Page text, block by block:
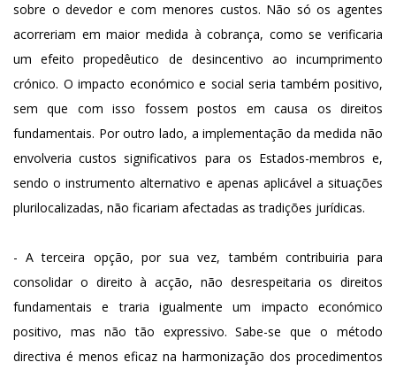
sobre o devedor e com menores custos. Não só os agentes
acorreriam em maior medida à cobrança, como se verificaria
um efeito propedêutico de desincentivo ao incumprimento
crónico. O impacto económico e social seria também positivo,
sem que com isso fossem postos em causa os direitos
fundamentais. Por outro lado, a implementação da medida não
envolveria custos significativos para os Estados-membros e,
sendo o instrumento alternativo e apenas aplicável a situações
plurilocalizadas, não ficariam afectadas as tradições jurídicas.
- A terceira opção, por sua vez, também contribuiria para
consolidar o direito à acção, não desrespeitaria os direitos
fundamentais e traria igualmente um impacto económico
positivo, mas não tão expressivo. Sabe-se que o método
directiva é menos eficaz na harmonização dos procedimentos